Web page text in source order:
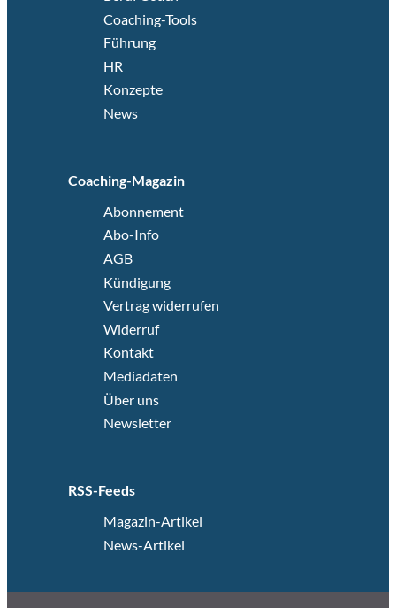
Coaching-Tools
Führung
HR
Konzepte
News
Coaching-Magazin
Abonnement
Abo-Info
AGB
Kündigung
Vertrag widerrufen
Widerruf
Kontakt
Mediadaten
Über uns
Newsletter
RSS-Feeds
Magazin-Artikel
News-Artikel